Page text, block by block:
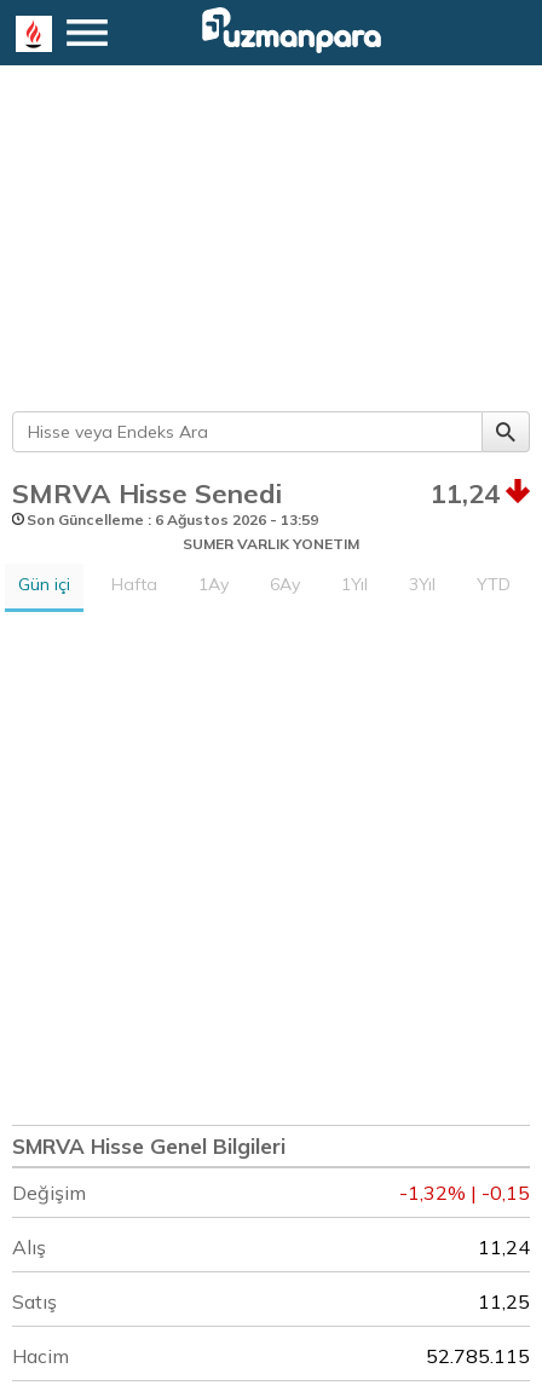
SMRVA Hisse Senedi 11,24
Son Güncelleme : 6 Ağustos 2026 - 13:59
SUMER VARLIK YONETIM
Gün içi Hafta 1Ay 6Ay 1Yıl 3Yıl YTD
SMRVA Hisse Genel Bilgileri
Değişim -1,32% | -0,15
Alış 11,24
Satış 11,25
Hacim 52.785.115